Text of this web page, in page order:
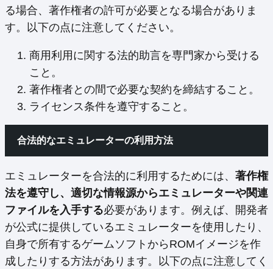
る場合、著作権者の許可が必要となる場合がありま
す。以下の点に注意してください。
商用利用に関する法的助言を専門家から受ける
こと。
著作権者との間で必要な契約を締結すること。
ライセンス条件を遵守すること。
合法的なエミュレーターの利用方法
エミュレーターを合法的に利用するためには、 著作権
法を遵守し、適切な情報源からエミュレーターや関連
ファイルを入手する必要があります。例えば、開発者
が公式に提供しているエミュレーターを使用したり、
自身で所有するゲームソフトからROMイメージを作
成したりする方法があります。以下の点に注意してく